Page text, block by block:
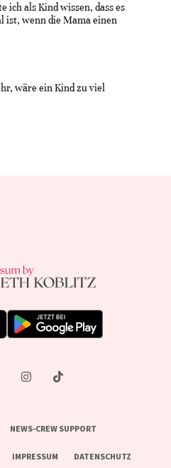
ich als Kind wissen, dass es
ist, wenn die Mama einen
wäre ein Kind zu viel
NEWS-CREW SUPPORT
IMPRESSUM DATENSCHUTZ